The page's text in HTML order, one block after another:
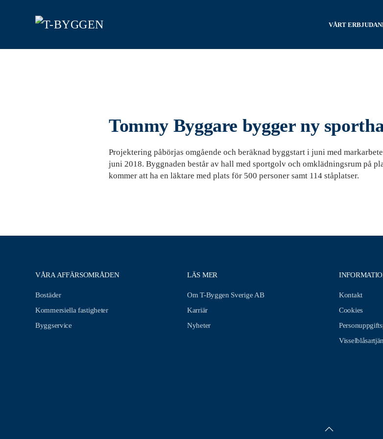
main
VÅRT
Tommy Byggare bygger ny
Projektering påbörjas omgående och beräknad byggstart i juni med
juni 2018. Byggnaden består av hall med sportgolv och omklädningsrum på
kommer att ha en läktare med plats för 500 personer samt 114 ståplatser.
VÅRA AFFÄRSOMRÅDEN
Bostäder
Kommersiella fastigheter
Byggservice
LÄS MER
Om T-Byggen Sverige AB
Karriär
Nyheter
Kontakt
Cookies